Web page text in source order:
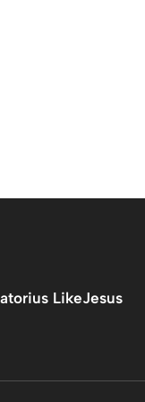
LikeJesus